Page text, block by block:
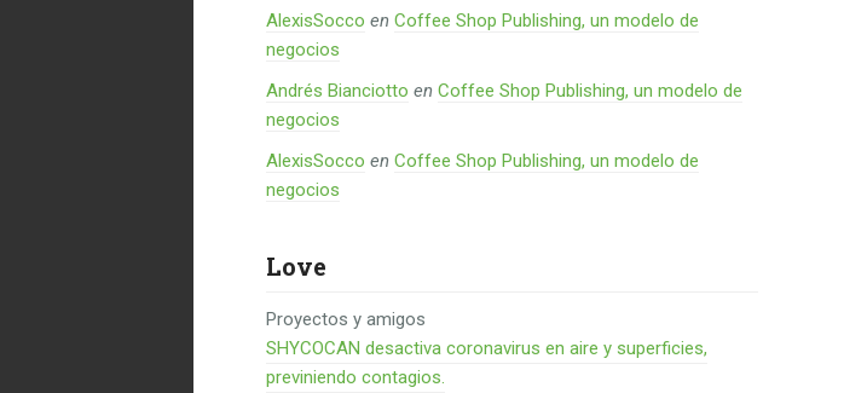
AlexisSocco en Coffee Shop Publishing, un modelo de
negocios
Andrés Bianciotto en Coffee Shop Publishing, un modelo de
negocios
AlexisSocco en Coffee Shop Publishing, un modelo de
negocios
Love
Proyectos y amigos
SHYCOCAN desactiva coronavirus en aire y superficies,
previniendo contagios.